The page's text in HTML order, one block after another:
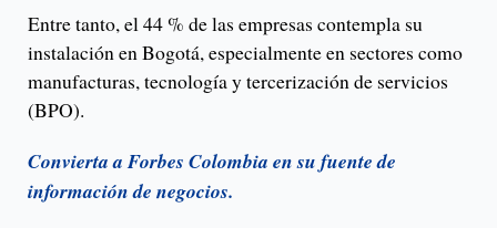
Entre tanto, el 44 % de las empresas contempla su
instalación en Bogotá, especialmente en sectores como
manufacturas, tecnología y tercerización de servicios
(BPO).
Convierta a Forbes Colombia en su fuente de
información de negocios.